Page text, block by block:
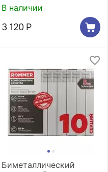
секций)
В наличии
3 120 Р
Биметаллический